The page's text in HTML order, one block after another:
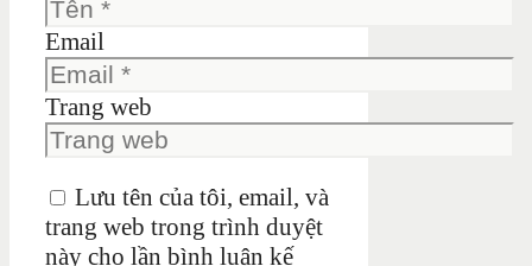
Email
Trang web
Lưu tên của tôi, email, và
trang web trong trình duyệt
này cho lần bình luận kế